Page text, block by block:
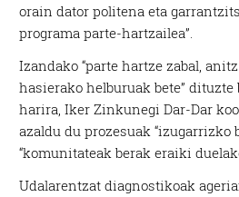
orain dator politena eta
programa parte-hartzailea”.
Izandako “parte hartze zabal,
hasierako helburuak bete”
harira, Iker Zinkunegi Dar-Dar
azaldu du prozesuak “izugarrizko
“komunitateak berak eraiki
Udalarentzat diagnostikoak